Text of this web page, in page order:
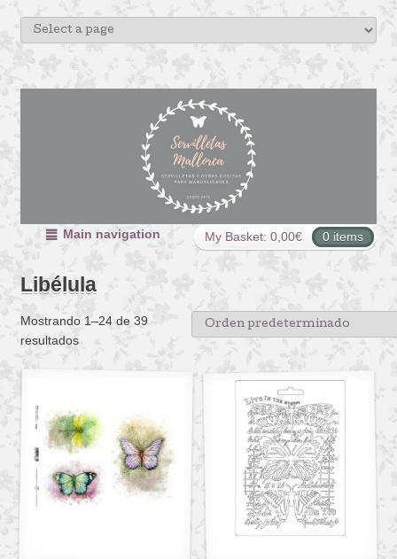
My Basket: 0,00€ 0 items
Main navigation
Libélula
Mostrando 1–24 de 39
resultados